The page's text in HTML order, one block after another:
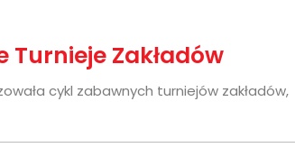
Turnieje Zakładów
cykl zabawnych turniejów zakładów,